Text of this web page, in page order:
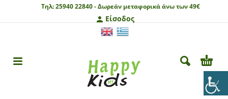
Τηλ:25940 22840 -Δωρεάν μεταφορικά άνω των 49€
Είσοδος